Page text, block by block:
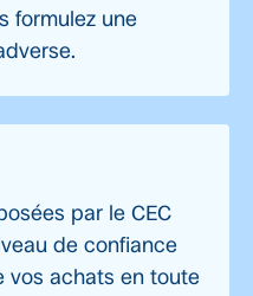
formulez une
par le CEC
de confiance
vos achats en toute